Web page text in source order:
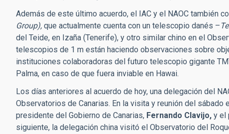
Además de este último acuerdo, el IAC y el NAOC también
Group), que actualmente cuenta con un telescopio danés –
del Teide, en Izaña (Tenerife), y otro similar chino en el
telescopios de 1 m están haciendo observaciones sobre
instituciones colaboradoras del futuro telescopio gigante
Palma, en caso de que fuera inviable en Hawai.
Los días anteriores al acuerdo de hoy, una delegación del
Observatorios de Canarias. En la visita y reunión del
presidente del Gobierno de Canarias, Fernando Clavijo, y el
siguiente, la delegación china visitó el Observatorio del